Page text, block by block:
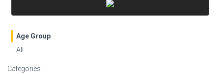
Age Group
All
Catégories :